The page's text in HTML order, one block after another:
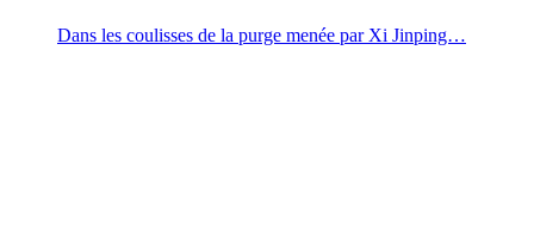
Dans les coulisses de la purge menée par Xi Jinping…